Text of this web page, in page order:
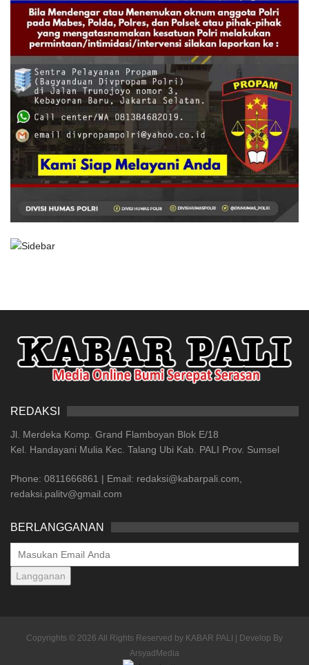
REDAKSI
Jl. Merdeka Komp. Grand Flamboyan Blok E/18
Kel. Handayani Mulia Kec. Talang Ubi Kab. PALI Prov. Sumsel
Phone: 0811666861 | Email: redaksi@kabarpali.com,
redaksi.palitv@gmail.com
BERLANGGANAN
Langganan
Copyrights © 2026 All Rights Reserved by KABAR PALI | Develop By
ArsyadMedia